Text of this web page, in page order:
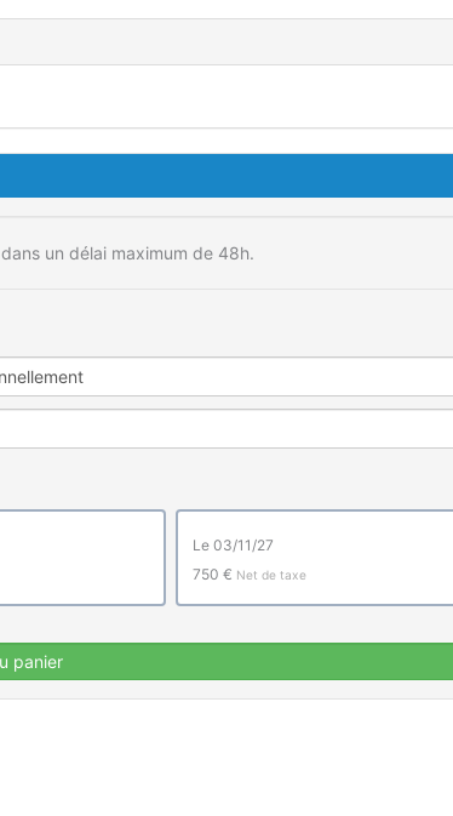
un délai maximum de 48h.
le 03/11/27
750 € Net de taxe
panier